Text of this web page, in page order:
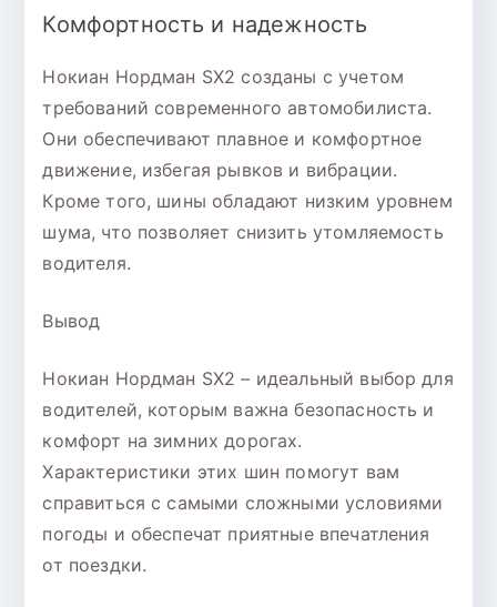
Комфортность и надежность
Нокиан Нордман SX2 созданы с учетом
требований современного автомобилиста.
Они обеспечивают плавное и комфортное
движение, избегая рывков и вибрации.
Кроме того, шины обладают низким уровнем
шума, что позволяет снизить утомляемость
водителя.
Вывод
Нокиан Нордман SX2 – идеальный выбор для
водителей, которым важна безопасность и
комфорт на зимних дорогах.
Характеристики этих шин помогут вам
справиться с самыми сложными условиями
погоды и обеспечат приятные впечатления
от поездки.